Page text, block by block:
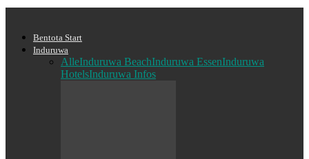
Bentota Start
Induruwa
AlleInduruwa BeachInduruwa EssenInduruwa
HotelsInduruwa Infos